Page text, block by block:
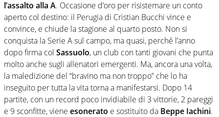
l’assalto alla A. Occasione d’oro per risistemare un conto
aperto col destino: il Perugia di Cristian Bucchi vince e
convince, e chiude la stagione al quarto posto. Non si
conquista la Serie A sul campo, ma quasi, perché l’anno
dopo firma col Sassuolo, un club con tanti giovani che punta
molto anche sugli allenatori emergenti. Ma, ancora una volta,
la maledizione del “bravino ma non troppo” che lo ha
inseguito per tutta la vita torna a manifestarsi. Dopo 14
partite, con un record poco invidiabile di 3 vittorie, 2 pareggi
e 9 sconfitte, viene esonerato e sostituito da Beppe Iachini.